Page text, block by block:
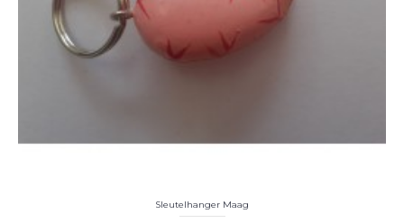
Sleutelhanger Maag